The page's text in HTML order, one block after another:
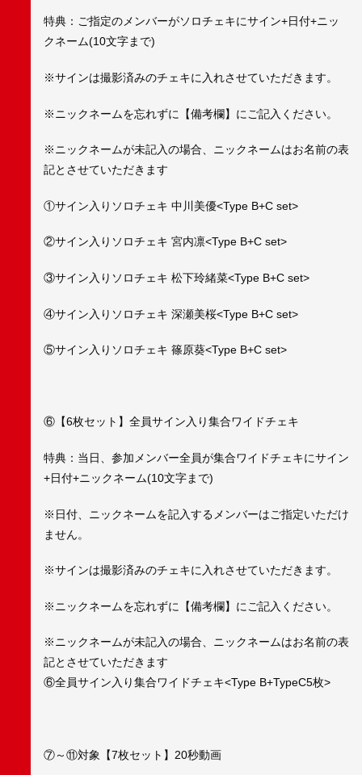
特典：ご指定のメンバーがソロチェキにサイン+日付+ニッ
クネーム(10文字まで)
※サインは撮影済みのチェキに入れさせていただきます。
※ニックネームを忘れずに【備考欄】にご記入ください。
※ニックネームが未記入の場合、ニックネームはお名前の表
記とさせていただきます
①サイン入りソロチェキ 中川美優<Type B+C set>
②サイン入りソロチェキ 宮内凛<Type B+C set>
③サイン入りソロチェキ 松下玲緒菜<Type B+C set>
④サイン入りソロチェキ 深瀬美桜<Type B+C set>
⑤サイン入りソロチェキ 篠原葵<Type B+C set>
⑥【6枚セット】全員サイン入り集合ワイドチェキ
特典：当日、参加メンバー全員が集合ワイドチェキにサイン
+日付+ニックネーム(10文字まで)
※日付、ニックネームを記入するメンバーはご指定いただけ
ません。
※サインは撮影済みのチェキに入れさせていただきます。
※ニックネームを忘れずに【備考欄】にご記入ください。
※ニックネームが未記入の場合、ニックネームはお名前の表
記とさせていただきます
⑥全員サイン入り集合ワイドチェキ<Type B+TypeC5枚>
⑦～⑪対象【7枚セット】20秒動画